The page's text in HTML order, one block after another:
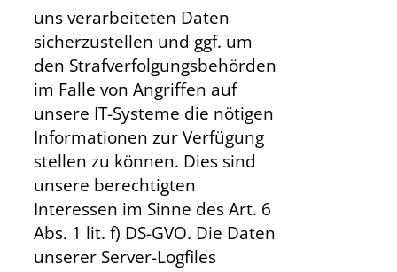
uns verarbeiteten Daten
sicherzustellen und ggf. um
den Strafverfolgungsbehörden
im Falle von Angriffen auf
unsere IT-Systeme die nötigen
Informationen zur Verfügung
stellen zu können. Dies sind
unsere berechtigten
Interessen im Sinne des Art. 6
Abs. 1 lit. f) DS-GVO. Die Daten
unserer Server-Logfiles